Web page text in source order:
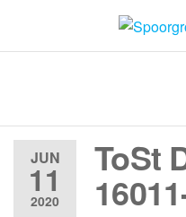
Spoorgroep
JUN
11
2020
ToSt